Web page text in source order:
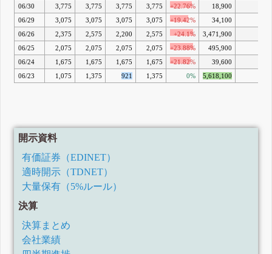
06/30
3,775 3,775 3,775 3,775 +22.76% 18,900
06/29
3,075 3,075 3,075 3,075 +19.42% 34,100
06/26
2,375 2,575 2,200 2,575 +24.1% 3,471,900
06/25
2,075 2,075 2,075 2,075 +23.88% 495,900
06/24
1,675 1,675 1,675 1,675 +21.82% 39,600
06/23
1,075 1,375 921 1,375 0% 5,618,100
開示資料
有価証券（EDINET）
適時開示（TDNET）
大量保有（5%ルール）
決算
決算まとめ
会社業績